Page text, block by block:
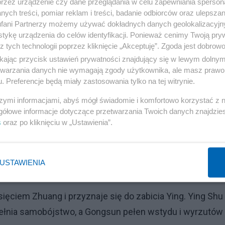
twarz Kaoshu. W koszmarnym nocnym widzie ujrzał
We śnie Zidu majaczy i prawie przyznaje się do
że mąż mógłby zabić jej brata, więc majaki traktuje
ciężaru winy i zaczyna mieć problemy psychicznie.
stracić za jednym zamachem obu najlepszych
swojego ministra sprawiedliwości, Ji Zu, do ukrycia
Ji Zu, będąc prawym człowiekiem, wdraża swój
sumieniem.
wojny z państewkiem Chen, książę
Kaoshu.
Zhuang i przyznaje się do zabicia Ying. Ying Shu
samobójstwo, a Gongsun pełen wstydu i wyrzutów
treści, pomiar reklam i treści, badanie odbiorców oraz
Partnerzy możemy używać dokładnych danych
urządzenia do celów identyfikacji. Ponieważ cenimy Twoją
tych technologii poprzez kliknięcie „Akceptuję”. Zgoda jest
przycisk ustawień prywatności znajdujący się w lewym
danych nie wymagają zgody użytkownika, ale masz
Preferencje będą miały zastosowania tylko na tej witrynie.
informacjami, abyś mógł świadomie i komfortowo korzystać z
informacje dotyczące przetwarzania Twoich danych
oraz po kliknięciu w „Ustawienia”.
USTAWIENIA